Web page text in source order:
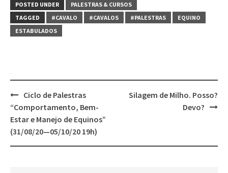
POSTED UNDER
PALESTRAS & CURSOS
TAGGED
#CAVALO #CAVALOS #PALESTRAS
EQUINO
ESTABULADOS
Post
navigation
Ciclo de Palestras
“Comportamento, Bem-
Estar e Manejo de Equinos”
(31/08/20—05/10/20 19h)
Silagem de Milho. Posso?
Devo?